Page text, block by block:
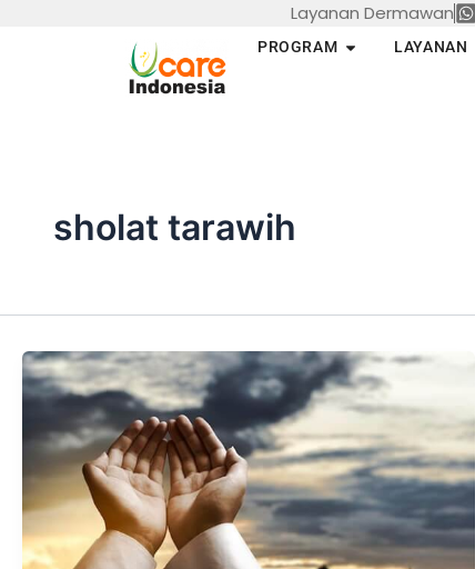
Layanan Dermawan
PROGRAM Open PROGRAM
LAYANAN
sholat tarawih